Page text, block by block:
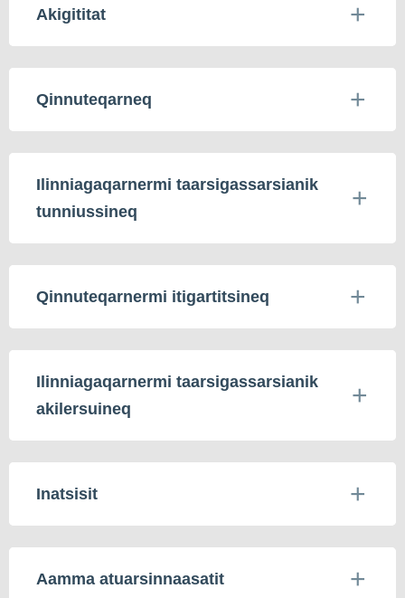
Akigititat
Qinnuteqarneq
Ilinniagaqarnermi taarsigassarsianik
tunniussineq
Qinnuteqarnermi itigartitsineq
Ilinniagaqarnermi taarsigassarsianik
akilersuineq
Inatsisit
Aamma atuarsinnaasatit